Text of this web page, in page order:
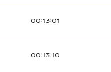
00:13:01
00:13:10